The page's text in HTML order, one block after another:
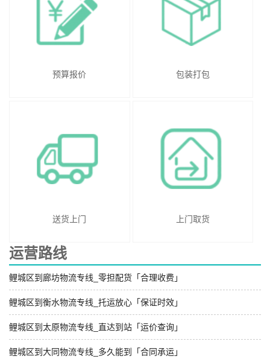
预算报价 包装打包
送货上门 上门取货
运营路线
鲤城区到廊坊物流专线_零担配货「合理收费」
鲤城区到衡水物流专线_托运放心「保证时效」
鲤城区到太原物流专线_直达到站「运价查询」
鲤城区到大同物流专线_多久能到「合同承运」